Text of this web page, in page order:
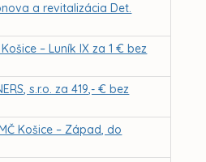
a revitalizácia Det.
– Luník IX za 1 € bez
s.r.o. za 419,- € bez
Košice – Západ, do